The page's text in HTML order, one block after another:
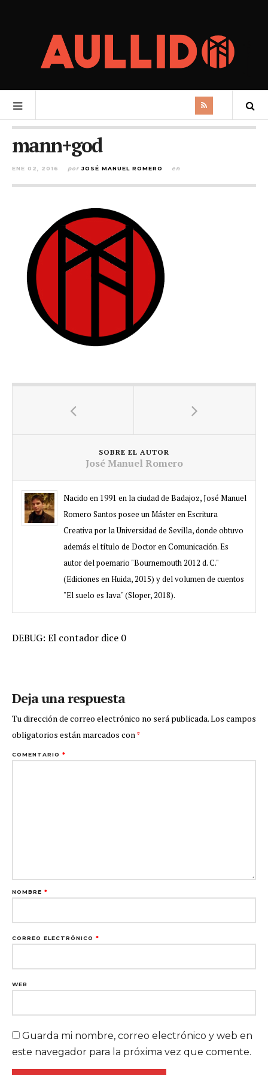
mann+god
ENE 02, 2016 por JOSÉ MANUEL ROMERO en
SOBRE EL AUTOR
José Manuel Romero
Nacido en 1991 en la ciudad de Badajoz, José Manuel
Romero Santos posee un Máster en Escritura
Creativa por la Universidad de Sevilla, donde obtuvo
además el título de Doctor en Comunicación. Es
autor del poemario "Bournemouth 2012 d. C."
(Ediciones en Huida, 2015) y del volumen de cuentos
"El suelo es lava" (Sloper, 2018).
DEBUG: El contador dice 0
Deja una respuesta
Tu dirección de correo electrónico no será publicada.Los campos
obligatorios están marcados con*
COMENTARIO *
NOMBRE *
CORREO ELECTRÓNICO *
WEB
Guarda mi nombre, correo electrónico y web en
este navegador para la próxima vez que comente.